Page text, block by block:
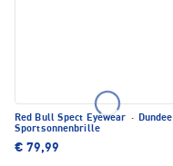
Red Bull Spect Eyewear · Dundee
Sportsonnenbrille
€ 79,99